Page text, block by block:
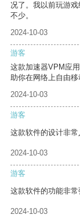
况了。我以前玩游
不少。
2024-10-03
游客
这款加速器VPM应
助你在网络上自由移
2024-10-03
游客
这款软件的设计非常
2024-10-03
游客
这款软件的功能非常
2024-10-03